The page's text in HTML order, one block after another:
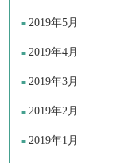
2019年5月
2019年4月
2019年3月
2019年2月
2019年1月